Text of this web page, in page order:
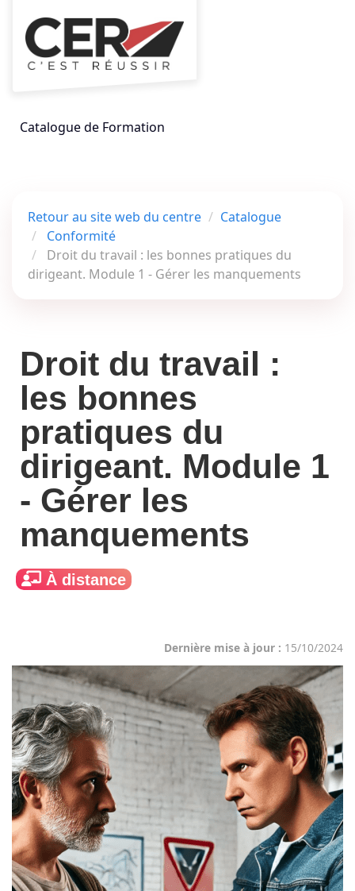
Aller au menu principal
Aller au contenu principal
Personnaliser l'interface
Catalogue de Formation
Retour au site web du centre
Catalogue
Conformité
Droit du travail : les bonnes pratiques du
dirigeant. Module 1 - Gérer les manquements
Droit du travail :
les bonnes
pratiques du
dirigeant. Module 1
- Gérer les
manquements
À distance
Dernière mise à jour : 15/10/2024